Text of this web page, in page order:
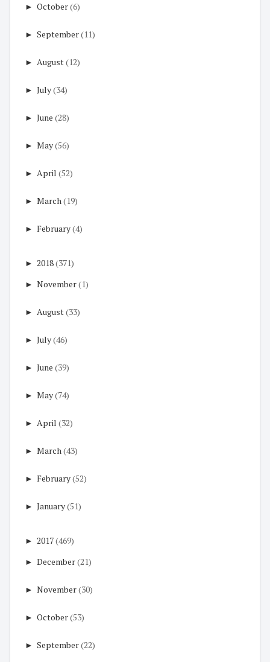
► October(6)
► September(11)
► August(12)
► July(34)
► June (28)
► May(56)
► April (52)
► March(19)
► February(4)
► 2018(371)
► November(1)
► August(33)
► July(46)
► June (39)
► May(74)
► April (32)
► March(43)
► February(52)
► January(51)
► 2017(469)
► December(21)
► November(30)
► October(53)
► September(22)